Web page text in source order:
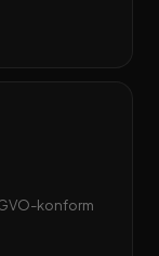
konform